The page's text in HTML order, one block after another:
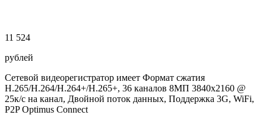
11 524
рублей
Сетевой видеорегистратор имеет Формат сжатия
H.265/H.264/H.264+/H.265+, 36 каналов 8МП 3840х2160 @
25к/с на канал, Двойной поток данных, Поддержка 3G, WiFi,
P2P Optimus Connect